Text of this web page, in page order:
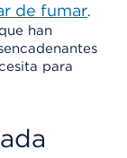
de fumar.
han
para